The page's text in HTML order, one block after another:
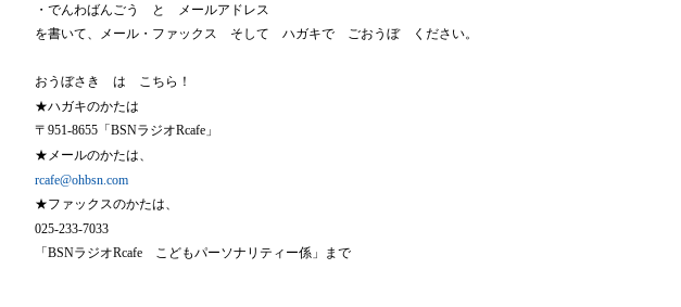
・でんわばんごう と メールアドレス
を書いて、メール・ファックス そして ハガキで ごおうぼ ください。
おうぼさき は こちら！
★ハガキのかたは
〒951-8655「BSNラジオRcafe」
★メールのかたは、
rcafe@ohbsn.com
★ファックスのかたは、
025-233-7033
「BSNラジオRcafe こどもパーソナリティー係」
まで